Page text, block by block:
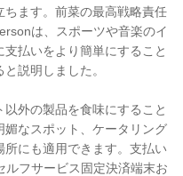
ます。前菜の最高戦略責任
は、スポーツや音楽のイ
払いをより簡単にすること
説明しました。
外の製品を食味にすること
なスポット、ケータリング
にも適用できます。支払い
ルフサービス固定決済端末お